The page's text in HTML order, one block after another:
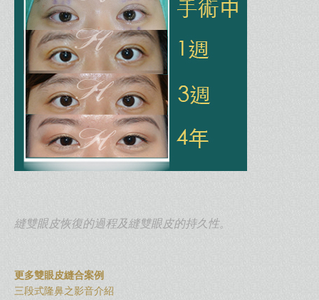
縫雙眼皮恢復的過程及縫雙眼皮的持久性。
更多雙眼皮縫合案例
三段式隆鼻之影音介紹